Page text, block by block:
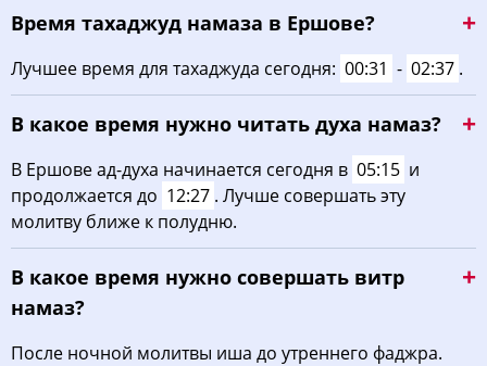
22, Сб 03:00 05:18 16:31
03:04 05:20 12:35 16:29 19:50 21:54
24, Пн 03:07 05:22 12:35 16:28 19:47 21:50
25, Вт 03:10 05:24 12:35 16:26 19:45
03:13 05:25 12:34
27, Чт 03:17 05:27 12:34 16:23 19:40 21:39
Время тахаджуд намаза в Ершове?
Лучшее время для тахаджуда сегодня: 00:31 - 02:37 .
В какое время нужно читать духа намаз?
В Ершове ад-духа начинается сегодня в 05:15 и
продолжается до 12:27 . Лучше совершать эту
молитву ближе к полудню.
В какое время нужно совершать витр
намаз?
После ночной молитвы иша до утреннего фаджра.